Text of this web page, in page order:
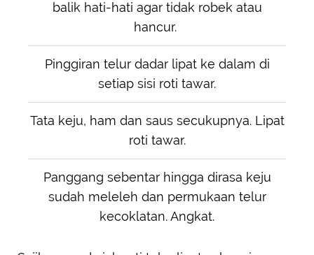
balik hati-hati agar tidak robek atau
hancur.
Pinggiran telur dadar lipat ke dalam di
setiap sisi roti tawar.
Tata keju, ham dan saus secukupnya. Lipat
roti tawar.
Panggang sebentar hingga dirasa keju
sudah meleleh dan permukaan telur
kecoklatan. Angkat.